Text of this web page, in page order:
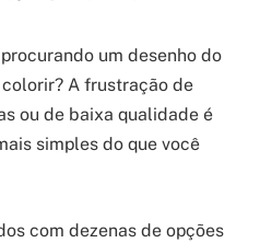
um desenho do
A frustração de
ou de baixa qualidade é
simples do que você
com dezenas de opções